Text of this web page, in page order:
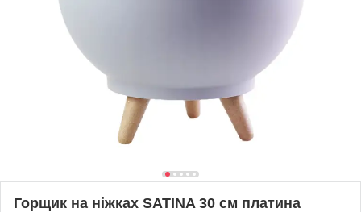
Горщик на ніжках SATINA 30 см платина